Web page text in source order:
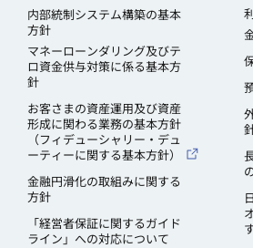
内部統制システム構築の基本
方針
マネーローンダリング及びテ
ロ資金供与対策に係る基本方
針
お客さまの資産運用及び資産
形成に関わる業務の基本方針
（フィデューシャリー・デュ
ーティーに関する基本方針）
金融円滑化の取組みに関する
方針
「経営者保証に関するガイド
ライン」への対応について